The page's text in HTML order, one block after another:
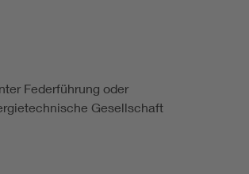
Federführung oder
Gesellschaft